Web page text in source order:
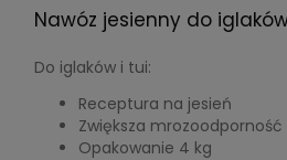
Nawóz jesienny do
Do iglaków i tui:
Receptura na jesień
Zwiększa mrozoodporność
Opakowanie 4 kg